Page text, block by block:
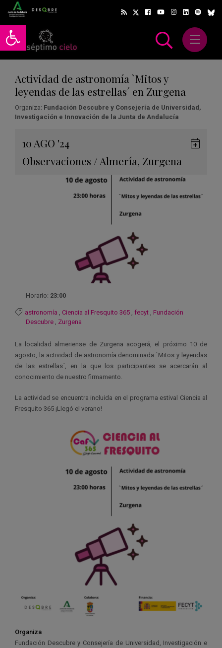
Abrir barra de herramientas
Abrir
Actividad de astronomía `Mitos y
leyendas de las estrellas´ en Zurgena
Organiza: Fundación Descubre y Consejería de Universidad,
Investigación e Innovación de la Junta de Andalucía
10 AGO '24
Observaciones / Almería, Zurgena
Horario: 23:00
astronomía Ciencia al Fresquito 365 fecyt
Fundación
Descubre
Zurgena
La localidad almeriense de Zurgena acogerá, el próximo 10 de
agosto, la actividad de astronomía denominada `Mitos y leyendas
de las estrellas´, en la que los participantes se acercarán al
conocimiento de nuestro firmamento.
La actividad se encuentra incluida en el programa estival Ciencia al
Fresquito 365 ¡Llegó el verano!
Organiza
Fundación Descubre y Consejería de Universidad, Investigación e